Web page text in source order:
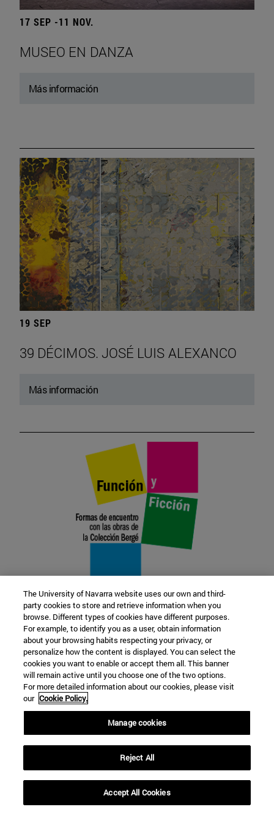
17 SEP -11 NOV.
MUSEO EN DANZA
Más información
19 SEP
39 DÉCIMOS. JOSÉ LUIS ALEXANCO
Más información
22 SEP
FUNCIÓN Y FICCIÓN. Varios artistas
Más información
The University of Navarra website uses our own and third-
party cookies to store and retrieve information when you
browse. Different types of cookies have different purposes.
For example, to identify you as a user, obtain information
about your browsing habits respecting your privacy, or
personalize how the content is displayed. You can select the
cookies you want to enable or accept them all. This banner
will remain active until you choose one of the two options.
For more detailed information about our cookies, please visit
our Cookie Policy.
Manage cookies
Reject All
Accept All Cookies